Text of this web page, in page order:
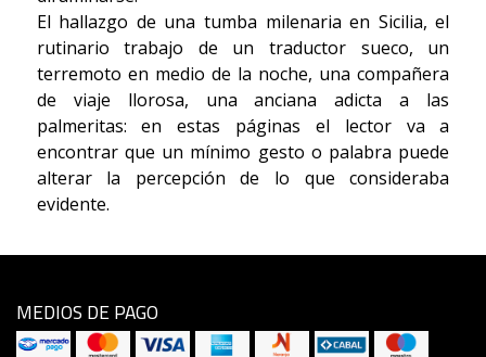
El hallazgo de una tumba milenaria en Sicilia, el
rutinario trabajo de un traductor sueco, un
terremoto en medio de la noche, una compañera
de viaje llorosa, una anciana adicta a las
palmeritas: en estas páginas el lector va a
encontrar que un mínimo gesto o palabra puede
alterar la percepción de lo que consideraba
evidente.
MEDIOS DE PAGO